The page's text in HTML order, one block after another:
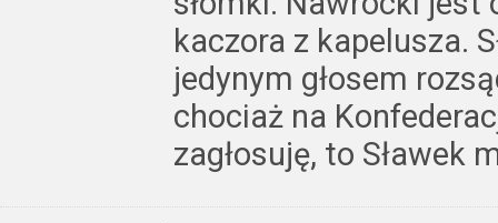
kaczora z kapelusza.
jedynym głosem
chociaż na
zagłosuję, to Sławek